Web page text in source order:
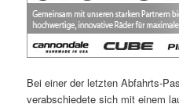
Bei einer der letzten Abfahrts-
verabschiedete sich mit einem